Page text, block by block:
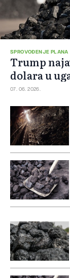
SPROVOĐENJE PLANA
Trump
dolara u
07. 06. 2026.